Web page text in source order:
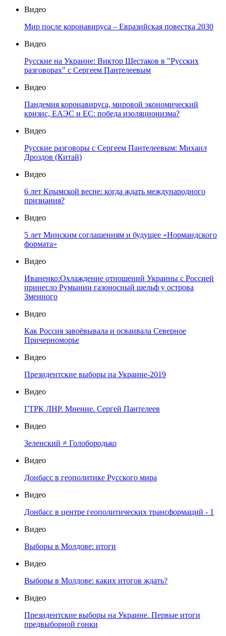
Видео
Мир после коронавируса – Евразийская повестка 2030
Видео
Русские на Украине: Виктор Шестаков в "Русских
разговорах" с Сергеем Пантелеевым
Видео
Пандемия коронавируса, мировой экономический
кризис, ЕАЭС и ЕС: победа изоляционизма?
Видео
Русские разговоры с Сергеем Пантелеевым: Михаил
Дроздов (Китай)
Видео
6 лет Крымской весне: когда ждать международного
признания?
Видео
5 лет Минским соглашениям и будущее «Нормандского
формата»
Видео
Иваненко:Охлаждение отношений Украины с Россией
принесло Румынии газоносный шельф у острова
Змеиного
Видео
Как Россия завоёвывала и осваивала Северное
Причерноморье
Видео
Президентские выборы на Украине-2019
Видео
ГТРК ЛНР. Мнение. Сергей Пантелеев
Видео
Зеленский ≠ Голобородько
Видео
Донбасс в геополитике Русского мира
Видео
Донбасс в центре геополитических трансформаций - 1
Видео
Выборы в Молдове: итоги
Видео
Выборы в Молдове: каких итогов ждать?
Видео
Президентские выборы на Украине. Первые итоги
предвыборной гонки